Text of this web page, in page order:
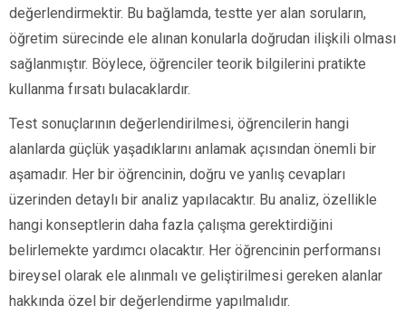
değerlendirmektir. Bu bağlamda, testte yer alan soruların,
öğretim sürecinde ele alınan konularla doğrudan ilişkili olması
sağlanmıştır. Böylece, öğrenciler teorik bilgilerini pratikte
kullanma fırsatı bulacaklardır.
Test sonuçlarının değerlendirilmesi, öğrencilerin hangi
alanlarda güçlük yaşadıklarını anlamak açısından önemli bir
aşamadır. Her bir öğrencinin, doğru ve yanlış cevapları
üzerinden detaylı bir analiz yapılacaktır. Bu analiz, özellikle
hangi konseptlerin daha fazla çalışma gerektirdiğini
belirlemekte yardımcı olacaktır. Her öğrencinin performansı
bireysel olarak ele alınmalı ve geliştirilmesi gereken alanlar
hakkında özel bir değerlendirme yapılmalıdır.